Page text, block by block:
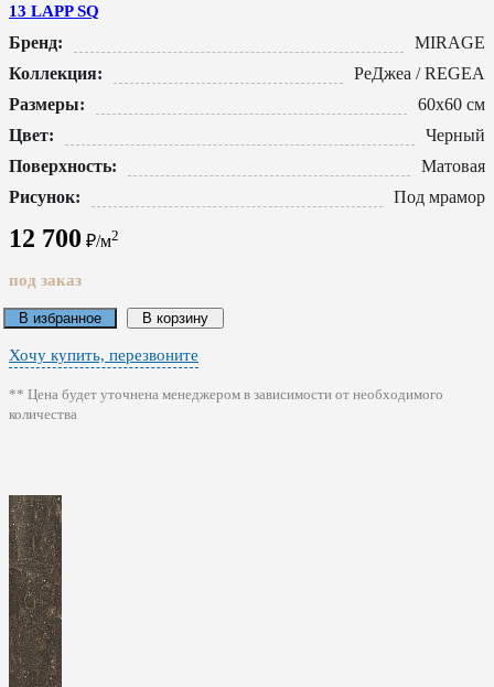
13 LAPP SQ
Бренд:
MIRAGE
Коллекция:
РеДжеа / REGEA
Размеры:
60x60 см
Цвет:
Черный
Поверхность:
Матовая
Рисунок:
Под мрамор
12 700 ₽/м2
под заказ
В избранное В корзину
Хочу купить, перезвоните
** Цена будет уточнена менеджером в зависимости от необходимого
количества